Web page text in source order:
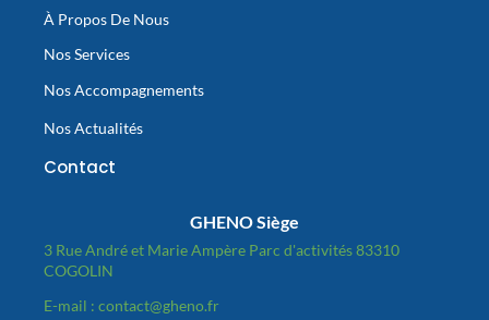
À Propos De Nous
Nos Services
Nos Accompagnements
Nos Actualités
Contact
GHENO Siège
3 Rue André et Marie Ampère Parc d'activités 83310
COGOLIN
E-mail : contact@gheno.fr